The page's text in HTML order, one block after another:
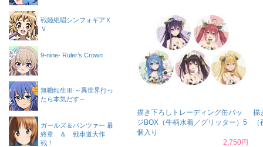
描き下ろしトレーディング缶バッ
ジBOX（牛柄水着／グリッター）5
個入り
2,750円
描
戦姫絶唱シンフォギアＸ
Ｖ
9-nine- Ruler’s Crown
無職転生Ⅲ ～異世界行っ
たら本気だす～
ガールズ＆パンツァー 最
終章 ＆ 戦車道大作
戦！